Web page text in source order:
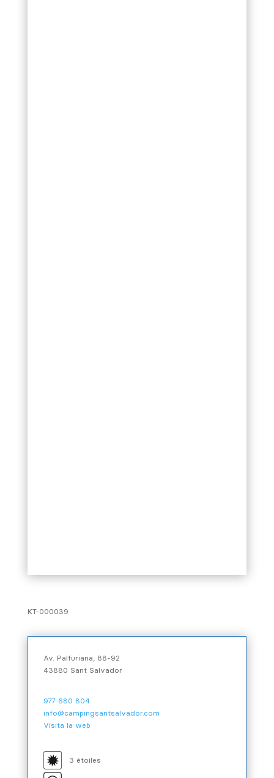
KT-000039
Av. Palfuriana, 88-92
43880 Sant Salvador
977 680 804
info@campingsantsalvador.com
Visita la web
3 étoiles